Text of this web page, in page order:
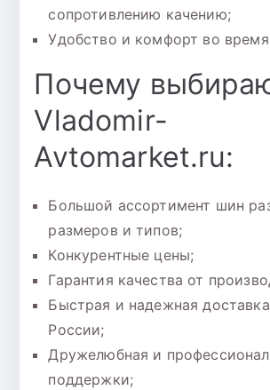
сопротивлению качению;
Удобство и комфорт во
Почему
Vladomir-
Avtomarket.ru:
Большой ассортимент шин
размеров и типов;
Конкурентные цены;
Гарантия качества от
Быстрая и надежная
России;
Дружелюбная и
поддержки;